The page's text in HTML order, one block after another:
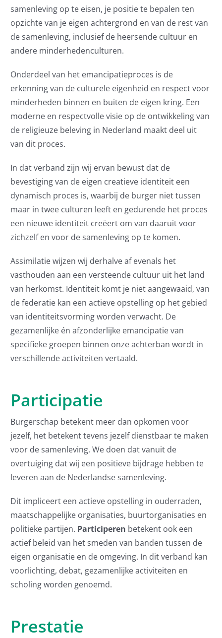
samenleving op te eisen, je positie te bepalen ten
opzichte van je eigen achtergrond en van de rest van
de samenleving, inclusief de heersende cultuur en
andere minderhedenculturen.
Onderdeel van het emancipatieproces is de
erkenning van de culturele eigenheid en respect voor
minderheden binnen en buiten de eigen kring. Een
moderne en respectvolle visie op de ontwikkeling van
de religieuze beleving in Nederland maakt deel uit
van dit proces.
In dat verband zijn wij ervan bewust dat de
bevestiging van de eigen creatieve identiteit een
dynamisch proces is, waarbij de burger niet tussen
maar in twee culturen leeft en gedurende het proces
een nieuwe identiteit creëert om van daaruit voor
zichzelf en voor de samenleving op te komen.
Assimilatie wijzen wij derhalve af evenals het
vasthouden aan een versteende cultuur uit het land
van herkomst. Identiteit komt je niet aangewaaid, van
de federatie kan een actieve opstelling op het gebied
van identiteitsvorming worden verwacht. De
gezamenlijke én afzonderlijke emancipatie van
specifieke groepen binnen onze achterban wordt in
verschillende activiteiten vertaald.
Participatie
Burgerschap betekent meer dan opkomen voor
jezelf, het betekent tevens jezelf dienstbaar te maken
voor de samenleving. We doen dat vanuit de
overtuiging dat wij een positieve bijdrage hebben te
leveren aan de Nederlandse samenleving.
Dit impliceert een actieve opstelling in ouderraden,
maatschappelijke organisaties, buurtorganisaties en
politieke partijen. Participeren betekent ook een
actief beleid van het smeden van banden tussen de
eigen organisatie en de omgeving. In dit verband kan
voorlichting, debat, gezamenlijke activiteiten en
scholing worden genoemd.
Prestatie